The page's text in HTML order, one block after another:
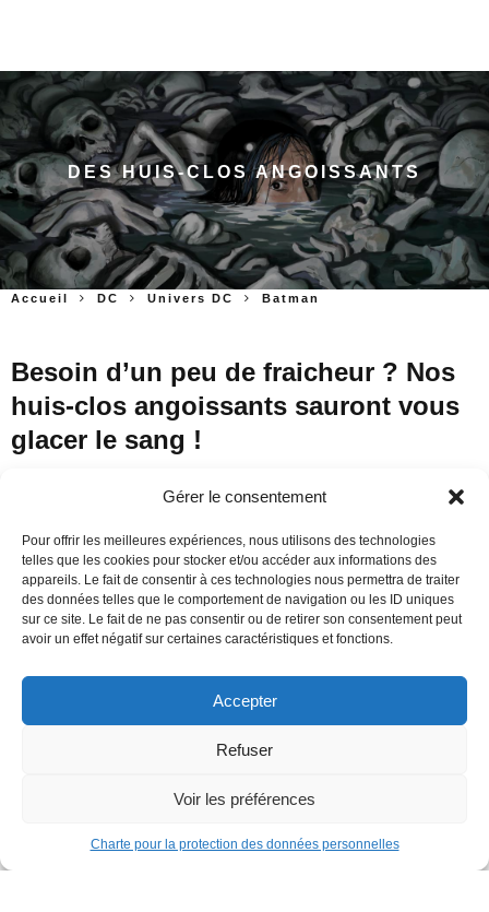
Gérer le consentement
Pour offrir les meilleures expériences, nous utilisons des technologies
telles que les cookies pour stocker et/ou accéder aux informations des
appareils. Le fait de consentir à ces technologies nous permettra de traiter
des données telles que le comportement de navigation ou les ID uniques
sur ce site. Le fait de ne pas consentir ou de retirer son consentement peut
avoir un effet négatif sur certaines caractéristiques et fonctions.
Accepter
Refuser
Voir les préférences
Charte pour la protection des données personnelles
DES HUIS-CLOS ANGOISSANTS
Accueil DC Univers DC Batman
Besoin d’un peu de fraicheur ? Nos
huis-clos angoissants sauront vous
glacer le sang !
Un polar noir où le temps est compté